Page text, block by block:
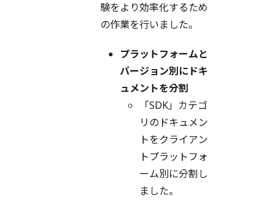
験をより効率化するため
の作業を行いました。
プラットフォームと
バージョン別にドキ
ュメントを分割
「SDK」カテゴ
リのドキュメン
トをクライアン
トプラットフォ
ーム別に分割し
ました。